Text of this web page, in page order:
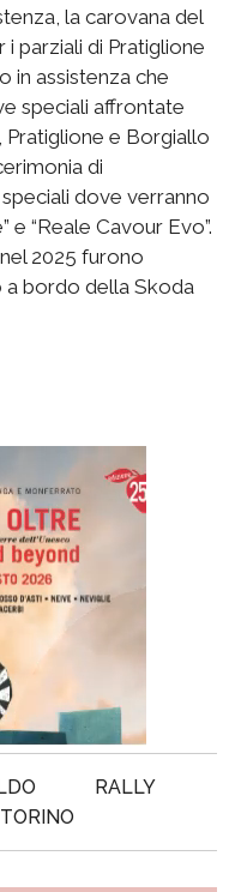
la carovana del
parziali di Pratiglione
in assistenza che
speciali affrontate
e Borgiallo
di
dove verranno
e “Reale Cavour Evo”.
2025 furono
bordo della Skoda
RALLY